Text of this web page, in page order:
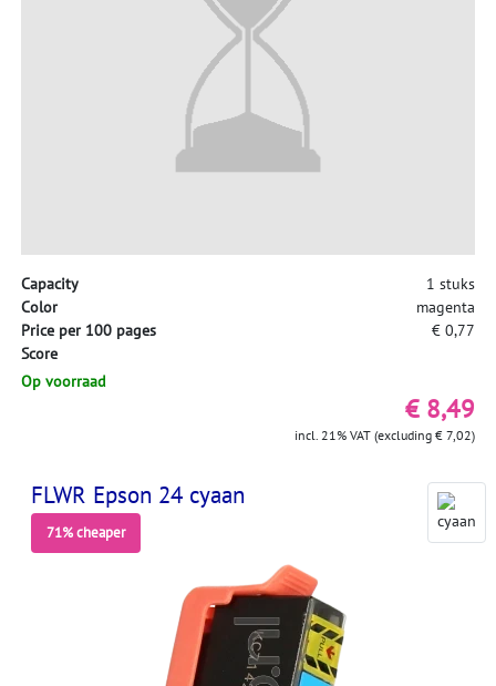
Capacity
1 stuks
Color
magenta
Price per 100 pages
€ 0,77
Score
Op voorraad
€ 8,49
incl. 21% VAT (excluding € 7,02)
FLWR Epson 24 cyaan
71% cheaper